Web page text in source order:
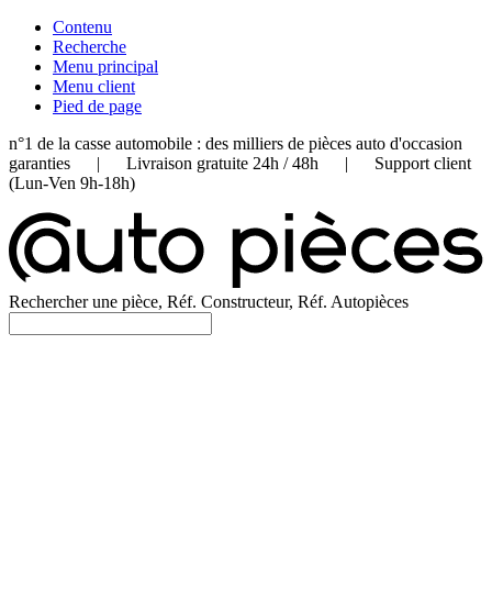
Contenu
Recherche
Menu principal
Menu client
Pied de page
n°1 de la casse automobile : des milliers de pièces auto d'occasion
garanties | Livraison gratuite 24h / 48h | Support client
(Lun-Ven 9h-18h)
Rechercher une pièce, Réf. Constructeur, Réf. Autopièces